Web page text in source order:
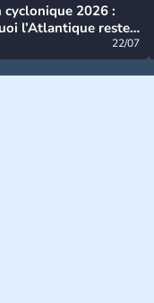
cyclonique 2026 :
l’Atlantique reste
22/07